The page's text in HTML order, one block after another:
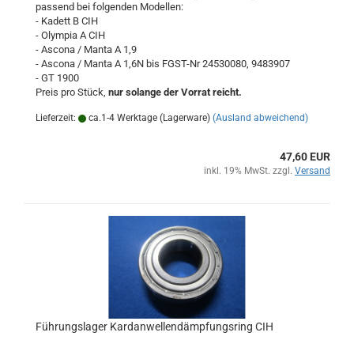
passend bei folgenden Modellen:
- Kadett B CIH
- Olympia A CIH
- Ascona / Manta A 1,9
- Ascona / Manta A 1,6N bis FGST-Nr 24530080, 9483907
- GT 1900
Preis pro Stück, nur solange der Vorrat reicht.
Lieferzeit: ca.1-4 Werktage (Lagerware) (Ausland abweichend)
47,60 EUR
inkl. 19% MwSt. zzgl. Versand
Führungslager Kardanwellendämpfungsring CIH